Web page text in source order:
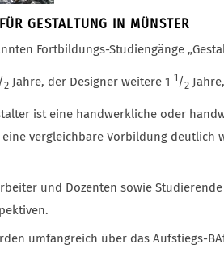
GESTALTUNG IN MÜNSTER
Fortbildungs-Studiengänge
/2 Jahre, der Designer weitere 1 1 /2
ist eine handwerkliche oder
vergleichbare Vorbildung
und Dozenten sowie
umfangreich über das Aufstiegs-